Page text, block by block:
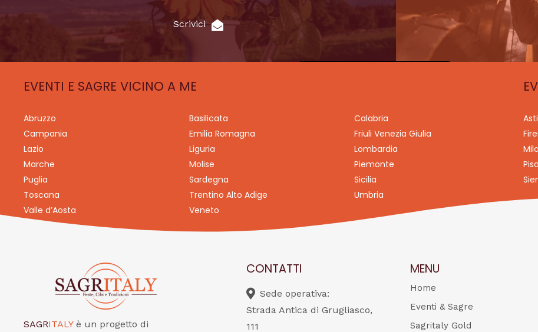
Scrivici
EVENTI E SAGRE VICINO A ME
Abruzzo Basilicata
Calabria
Campania
Emilia Romagna
Friuli Venezia Giulia
Lazio
Liguria
Lombardia
Marche
Molise
Piemonte
Puglia
Sardegna
Sicilia
Toscana
Trentino Alto Adige
Umbria
Valle d’Aosta
Veneto
Asti
Pisa
SAGRITALY è un progetto di
CONTATTI
Sede operativa:
Strada Antica di Grugliasco,
111
MENU
Home
Eventi & Sagre
Sagritaly Gold